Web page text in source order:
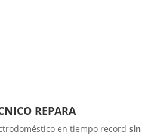
REPARA
en tiempo record sin